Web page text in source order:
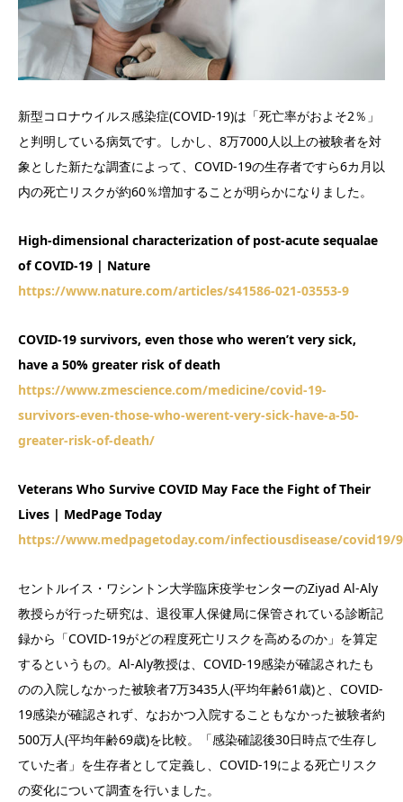
新型コロナウイルス感染症(COVID-19)は「死亡率がおよそ2％」
と判明している病気です。しかし、8万7000人以上の被験者を対
象とした新たな調査によって、COVID-19の生存者ですら6カ月以
内の死亡リスクが約60％増加することが明らかになりました。
High-dimensional characterization of post-acute sequalae
of COVID-19 | Nature
https://www.nature.com/articles/s41586-021-03553-9
COVID-19 survivors, even those who weren’t very sick,
have a 50% greater risk of death
https://www.zmescience.com/medicine/covid-19-
survivors-even-those-who-werent-very-sick-have-a-50-
greater-risk-of-death/
Veterans Who Survive COVID May Face the Fight of Their
Lives | MedPage Today
https://www.medpagetoday.com/infectiousdisease/covid19/
セントルイス・ワシントン大学臨床疫学センターのZiyad Al-Aly
教授らが行った研究は、退役軍人保健局に保管されている診断記
録から「COVID-19がどの程度死亡リスクを高めるのか」を算定
するというもの。Al-Aly教授は、COVID-19感染が確認されたも
のの入院しなかった被験者7万3435人(平均年齢61歳)と、COVID-
19感染が確認されず、なおかつ入院することもなかった被験者約
500万人(平均年齢69歳)を比較。「感染確認後30日時点で生存し
ていた者」を生存者として定義し、COVID-19による死亡リスク
の変化について調査を行いました。